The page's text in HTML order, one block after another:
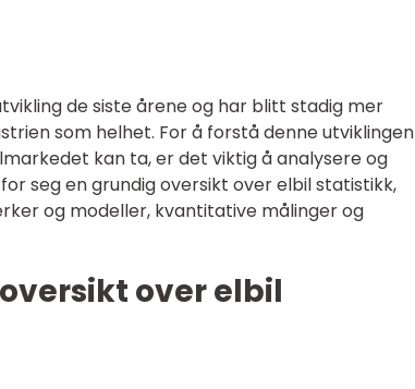
de siste årene og har blitt stadig mer
som helhet. For å forstå denne utviklingen
kan ta, er det viktig å analysere og
seg en grundig oversikt over elbil statistikk,
og modeller, kvantitative målinger og
over elbil